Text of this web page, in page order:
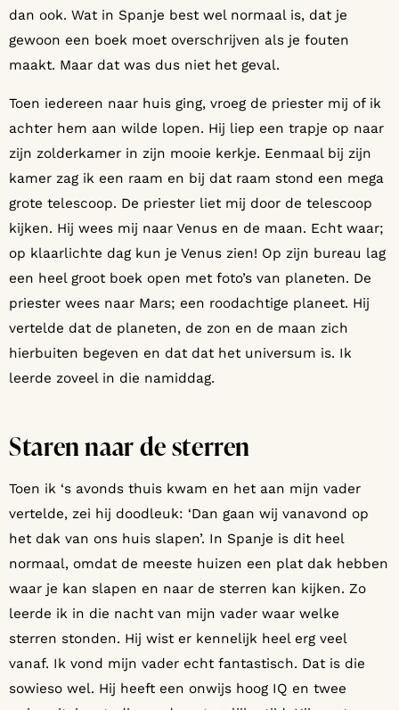
dan ook. Wat in Spanje best wel normaal is, dat je
gewoon een boek moet overschrijven als je fouten
maakt. Maar dat was dus niet het geval.
Toen iedereen naar huis ging, vroeg de priester mij of ik
achter hem aan wilde lopen. Hij liep een trapje op naar
zijn zolderkamer in zijn mooie kerkje. Eenmaal bij zijn
kamer zag ik een raam en bij dat raam stond een mega
grote telescoop. De priester liet mij door de telescoop
kijken. Hij wees mij naar Venus en de maan. Echt waar;
op klaarlichte dag kun je Venus zien! Op zijn bureau lag
een heel groot boek open met foto’s van planeten. De
priester wees naar Mars; een roodachtige planeet. Hij
vertelde dat de planeten, de zon en de maan zich
hierbuiten begeven en dat dat het universum is. Ik
leerde zoveel in die namiddag.
Staren naar de sterren
Toen ik ‘s avonds thuis kwam en het aan mijn vader
vertelde, zei hij doodleuk: ‘Dan gaan wij vanavond op
het dak van ons huis slapen’. In Spanje is dit heel
normaal, omdat de meeste huizen een plat dak hebben
waar je kan slapen en naar de sterren kan kijken. Zo
leerde ik in die nacht van mijn vader waar welke
sterren stonden. Hij wist er kennelijk heel erg veel
vanaf. Ik vond mijn vader echt fantastisch. Dat is die
sowieso wel. Hij heeft een onwijs hoog IQ en twee